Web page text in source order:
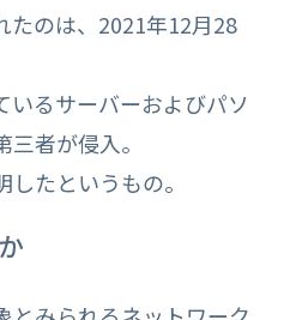
たのは、2021年12月28
いるサーバーおよびパソ
者が侵入。
たというもの。